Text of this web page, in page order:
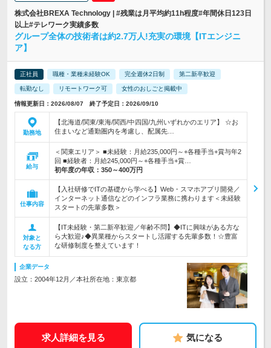
株式会社BREXA Technology | #残業は月平均約11h程度#年間休日123日
以上#テレワーク実績多数
グループ全体の技術者は約2.7万人!充実の環境【ITエンジニ
ア】
正社員 職種・業種未経験OK 完全週休2日制 第二新卒歓迎
転勤なし リモートワーク可 女性のおしごと掲載中
情報更新日：2026/08/07 終了予定日：2026/09/10
勤務地
【北海道/関東/東海/関西/中四国/九州いずれかのエリア】 ☆お
住まいなど通勤圏内を考慮し、配属先…
給与
＜関東エリア＞ ■未経験：月給235,000円～+各種手当+賞与年2
回 ■経験者：月給245,000円～+各種手当+賞…
初年度の年収： 350～400万円
仕事内容
【入社研修でITの基礎から学べる】Web・スマホアプリ開発／
インターネット通信などのインフラ業務に携わります＜未経験
スタートの先輩多数＞
対象と
なる方
【IT未経験・第二新卒歓迎／年齢不問】◆ITに興味がある方な
ら大歓迎♪◆異業種からスタートし活躍する先輩多数！☆豊富
な研修制度を整えています！
企業データ
設立：2004年12月／本社所在地：東京都
求人詳細を見る 気になる